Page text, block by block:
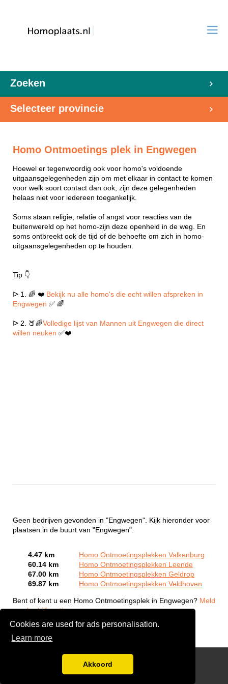
Cookies are used for ads personalisation.
Learn more
Akkoord
Zoeken
Selecteer provincie
Homo Ontmoetings plek in Engwegen
Hoewel er tegenwoordig ook voor homo's voldoende
uitgaansgelegenheden zijn om met elkaar in contact te komen
voor welk soort contact dan ook, zijn deze gelegenheden
helaas niet voor iedereen toegankelijk.
Soms staan religie, relatie of angst voor reacties van de
buitenwereld op het homo-zijn deze openheid in de weg. En
soms ontbreekt ook de tijd of de behoefte om zich in homo-
uitgaansgelegenheden op te houden.
Tip 👇
ᐅ 1. 🌈 ❤️ Bekijk nu alle homo's die echt willen afspreken in
Engwegen ✅ 🌈
ᐅ 2. 🍑🌈Volledige lijst van Mannen uit Engwegen die direct
willen neuken ✅❤️
Geen bedrijven gevonden in "Engwegen". Kijk hieronder voor
plaatsen in de buurt van "Engwegen".
4.47 km
Homo Ontmoetingsplekken Valkenburg
60.14 km
Homo Ontmoetingsplekken Leende
67.00 km
Homo Ontmoetingsplekken Geldrop
69.87 km
Homo Ontmoetingsplekken Veldhoven
Bent of kent u een Homo Ontmoetingsplek in Engwegen? Meld
een bedrijf gratis aan